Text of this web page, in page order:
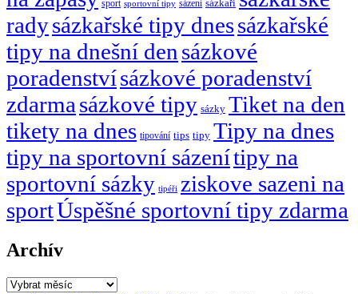
sport sportovní tipy sázení sázkaři
radysázkařské tipy dnessázkařské
tipy na dnešní den sázkové
poradenstvísázkové poradenství
zdarma sázkové tipy sázky Tiket na den
tikety na dnes tipování tips tipy Tipy na dnes
tipy na sportovní sázenítipy na
sportovní sázky tipéři ziskove sazeni na
sportÚspěšné sportovní tipy zdarma
Archív
Archív